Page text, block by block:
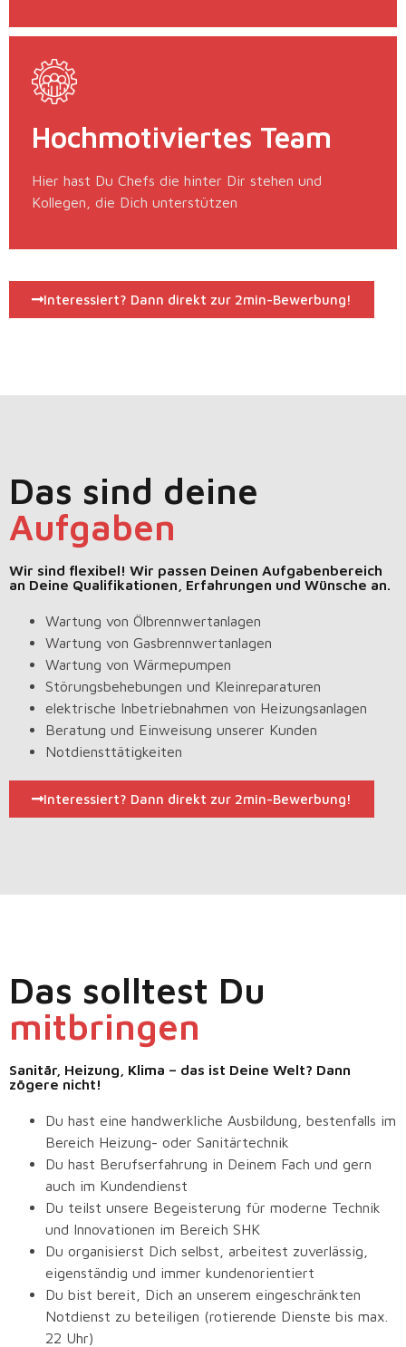
Hochmotiviertes Team
Hier hast Du Chefs die hinter Dir stehen und
Kollegen, die Dich unterstützen
Interessiert? Dann direkt zur 2min-Bewerbung!
Das sind deine
Aufgaben
Wir sind flexibel! Wir passen Deinen Aufgabenbereich
an Deine Qualifikationen, Erfahrungen und Wünsche an.
Wartung von Ölbrennwertanlagen
Wartung von Gasbrennwertanlagen
Wartung von Wärmepumpen
Störungsbehebungen und Kleinreparaturen
elektrische Inbetriebnahmen von Heizungsanlagen
Beratung und Einweisung unserer Kunden
Notdiensttätigkeiten
Interessiert? Dann direkt zur 2min-Bewerbung!
Das solltest Du
mitbringen
Sanitär, Heizung, Klima – das ist Deine Welt? Dann
zögere nicht!
Du hast eine handwerkliche Ausbildung, bestenfalls im
Bereich Heizung- oder Sanitärtechnik
Du hast Berufserfahrung in Deinem Fach und gern
auch im Kundendienst
Du teilst unsere Begeisterung für moderne Technik
und Innovationen im Bereich SHK
Du organisierst Dich selbst, arbeitest zuverlässig,
eigenständig und immer kundenorientiert
Du bist bereit, Dich an unserem eingeschränkten
Notdienst zu beteiligen (rotierende Dienste bis max.
22 Uhr)